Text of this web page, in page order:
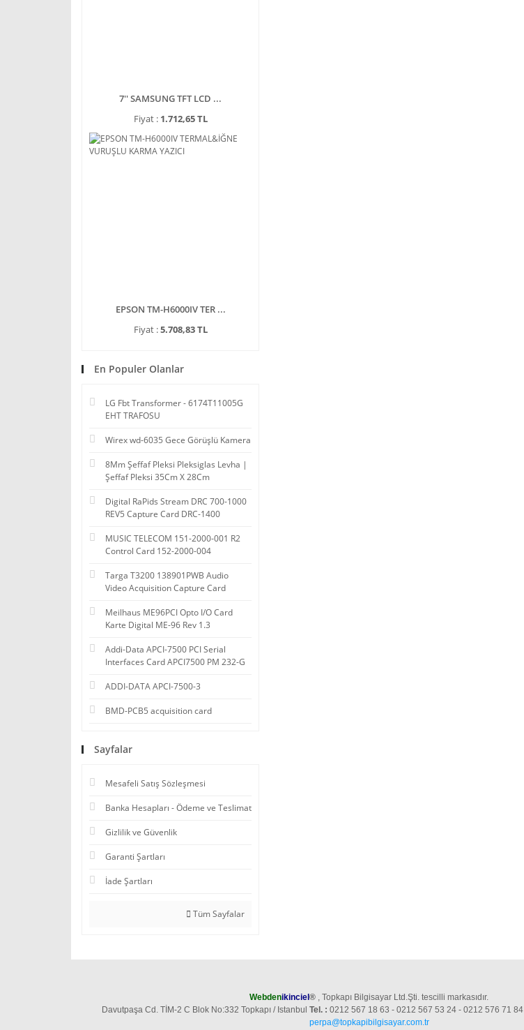
7'' SAMSUNG TFT LCD ...
Fiyat : 1.712,65 TL
EPSON TM-H6000IV TER ...
Fiyat :5.708,83 TL
En Populer Olanlar
LG Fbt Transformer - 6174T11005G
EHT TRAFOSU
Wirex wd-6035 Gece Görüşlü Kamera
8Mm Şeffaf Pleksi Pleksiglas Levha |
Şeffaf Pleksi 35Cm X 28Cm
Digital RaPids Stream DRC 700-1000
REV5 Capture Card DRC-1400
MUSIC TELECOM 151-2000-001 R2
Control Card 152-2000-004
Targa T3200 138901PWB Audio
Video Acquisition Capture Card
Meilhaus ME96PCI Opto I/O Card
Karte Digital ME-96 Rev 1.3
Addi-Data APCI-7500 PCI Serial
Interfaces Card APCI7500 PM 232-G
ADDI-DATA APCI-7500-3
BMD-PCB5 acquisition card
Sayfalar
Mesafeli Satış Sözleşmesi
Banka Hesapları - Ödeme ve Teslimat
Gizlilik ve Güvenlik
Garanti Şartları
İade Şartları
Tüm Sayfalar
Webdenikinciel ® , Topkapı Bilgisayar Ltd.Şti. tescilli markasıdır.
Davutpaşa Cd. TİM-2 C Blok No:332 Topkapı / Istanbul Tel. : 0212 567 18 63 - 0212 567 53 24 - 0212 576 71 84
perpa@topkapibilgisayar.com.tr